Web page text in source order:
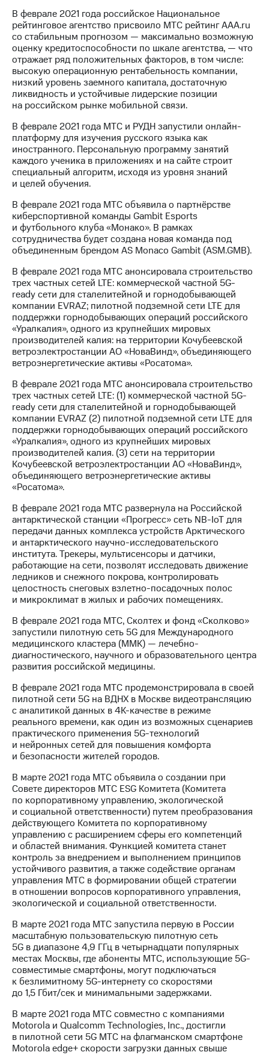
В феврале 2021 года российское Национальное
рейтинговое агентство присвоило МТС рейтинг AAA.ru
со стабильным прогнозом — максимально возможную
оценку кредитоспособности по шкале агентства, — что
отражает ряд положительных факторов, в том числе:
высокую операционную рентабельность компании,
низкий уровень заемного капитала, достаточную
ликвидность и устойчивые лидерские позиции
на российском рынке мобильной связи.
В феврале 2021 года МТС и РУДН запустили онлайн-
платформу для изучения русского языка как
иностранного. Персональную программу занятий
каждого ученика в приложениях и на сайте строит
специальный алгоритм, исходя из уровня знаний
и целей обучения.
В феврале 2021 года МТС объявила о партнёрстве
киберспортивной команды Gambit Esports
и футбольного клуба «Монако». В рамках
сотрудничества будет создана новая команда под
объединенным брендом AS Monaco Gambit (ASM.GMB).
В феврале 2021 года МТС анонсировала строительство
трех частных сетей LTE: коммерческой частной 5G-
ready сети для сталелитейной и горнодобывающей
компании EVRAZ; пилотной подземной сети LTE для
поддержки горнодобывающих операций российского
«Уралкалия», одного из крупнейших мировых
производителей калия: на территории Кочубеевской
ветроэлектростанции АО «НоваВинд», объединяющего
ветроэнергетические активы «Росатома».
В феврале 2021 года МТС анонсировала строительство
трех частных сетей LTE: (1) коммерческой частной 5G-
ready сети для сталелитейной и горнодобывающей
компании EVRAZ (2) пилотной подземной сети LTE для
поддержки горнодобывающих операций российского
«Уралкалия», одного из крупнейших мировых
производителей калия. (3) сети на территории
Кочубеевской ветроэлектростанции АО «НоваВинд»,
объединяющего ветроэнергетические активы
«Росатома».
В феврале 2021 года МТС развернула на Российской
антарктической станции «Прогресс» сеть NB-IoT для
передачи данных комплекса устройств Арктического
и антарктического научно-исследовательского
института. Трекеры, мультисенсоры и датчики,
работающие на сети, позволят исследовать движение
ледников и снежного покрова, контролировать
целостность снеговых взлетно-посадочных полос
и микроклимат в жилых и рабочих помещениях.
В феврале 2021 года МТС, Сколтех и фонд «Сколково»
запустили пилотную сеть 5G для Международного
медицинского кластера (ММК) — лечебно-
диагностического, научного и образовательного центра
развития российской медицины.
В феврале 2021 года МТС продемонстрировала в своей
пилотной сети 5G на ВДНХ в Москве видеотрансляцию
с аналитикой данных в 4K-качестве в режиме
реального времени, как один из возможных сценариев
практического применения 5G-технологий
и нейронных сетей для повышения комфорта
и безопасности жителей городов.
В марте 2021 года МТС объявила о создании при
Совете директоров МТС ESG Комитета (Комитета
по корпоративному управлению, экологической
и социальной ответственности) путем преобразования
действующего Комитета по корпоративному
управлению с расширением сферы его компетенций
и областей внимания. Функцией комитета станет
контроль за внедрением и выполнением принципов
устойчивого развития, а также содействие органам
управления МТС в формировании общей стратегии
в отношении вопросов корпоративного управления,
экологической и социальной ответственности.
В марте 2021 года МТС запустила первую в России
масштабную пользовательскую пилотную сеть
5G в диапазоне 4,9 ГГц в четырнадцати популярных
местах Москвы, где абоненты МТС, использующие 5G-
совместимые смартфоны, могут подключаться
к безлимитному 5G-интернету со скоростями
до 1,5 Гбит/cек и минимальными задержками.
В марте 2021 года МТС совместно с компаниями
Motorola и Qualcomm Technologies, Inc., достигли
в пилотной сети 5G МТС на флагманском смартфоне
Motorola edge+ скорости загрузки данных свыше